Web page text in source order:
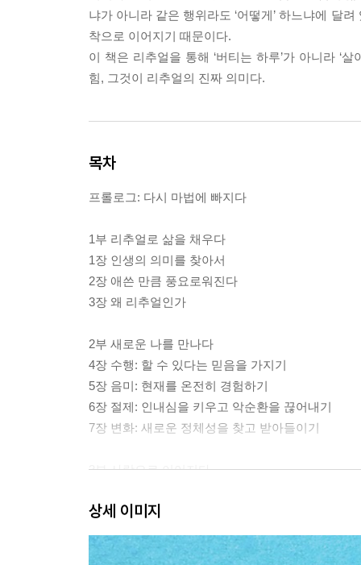
냐가 아니라 같은 행위라도 ‘어떻게’ 하느냐에 달
착으로 이어지기 때문이다.
이 책은 리추얼을 통해 ‘버티는 하루’가 아니라 ‘
힘, 그것이 리추얼의 진짜 의미다.
목차
프롤로그: 다시 마법에 빠지다
1부 리추얼로 삶을 채우다
1장 인생의 의미를 찾아서
2장 애쓴 만큼 풍요로워진다
3장 왜 리추얼인가
2부 새로운 나를 만나다
4장 수행: 할 수 있다는 믿음을 가지기
5장 음미: 현재를 온전히 경험하기
6장 절제: 인내심을 키우고 악순환을 끊어내기
7장 변화: 새로운 정체성을 찾고 받아들이기
3부 사랑으로 이어지다
9장 계승: 가족만의 고유한 전통을 이어가기
10장 애도: 상실의 아픔을 견뎌내기
상세 이미지